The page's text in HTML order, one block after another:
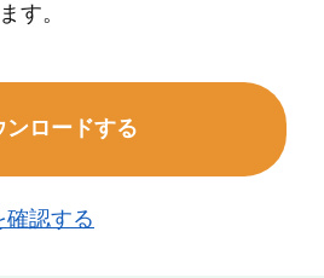
す。
ンロードする
確認する